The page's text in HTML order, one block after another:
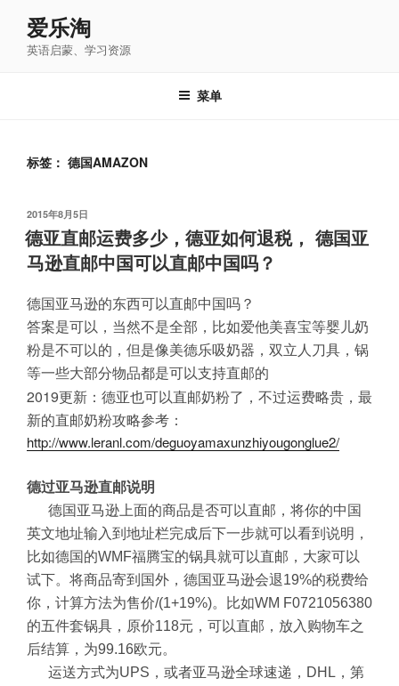
爱乐淘
英语启蒙、学习资源
菜单
标签： 德国AMAZON
发
布
于
2015年8月5日
德亚直邮运费多少，德亚如何退税， 德国亚
马逊直邮中国可以直邮中国吗？
德国亚马逊的东西可以直邮中国吗？
答案是可以，当然不是全部，比如爱他美喜宝等婴儿奶
粉是不可以的，但是像美德乐吸奶器，双立人刀具，锅
等一些大部分物品都是可以支持直邮的
2019更新：德亚也可以直邮奶粉了，不过运费略贵，最
新的直邮奶粉攻略参考：
http://www.leranl.com/deguoyamaxunzhiyougonglue2/
德过亚马逊直邮说明
德国亚马逊上面的商品是否可以直邮，将你的中国
英文地址输入到地址栏完成后下一步就可以看到说明，
比如德国的WMF福腾宝的锅具就可以直邮，大家可以
试下。将商品寄到国外，德国亚马逊会退19%的税费给
你，计算方法为售价/(1+19%)。比如WM F0721056380
的五件套锅具，原价118元，可以直邮，放入购物车之
后结算，为99.16欧元。
运送方式为UPS，或者亚马逊全球速递，DHL，第